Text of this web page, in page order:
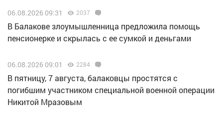
06.08.2026 09:31 2037
В Балакове злоумышленница предложила помощь
пенсионерке и скрылась с ее сумкой и деньгами
06.08.2026 09:01 2284
В пятницу, 7 августа, балаковцы простятся с
погибшим участником специальной военной операции
Никитой Мразовым